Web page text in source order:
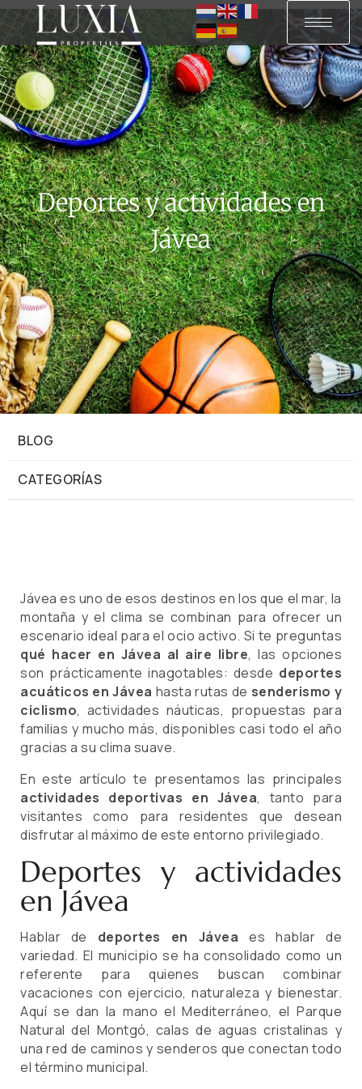
Deportes y actividades en
Jávea
BLOG
CATEGORÍAS
Jávea es uno de esos destinos en los que el mar, la
montaña y el clima se combinan para ofrecer un
escenario ideal para el ocio activo. Si te preguntas
qué hacer en Jávea al aire libre, las opciones
son prácticamente inagotables: desde deportes
acuáticos en Jávea hasta rutas de senderismo y
ciclismo, actividades náuticas, propuestas para
familias y mucho más, disponibles casi todo el año
gracias a su clima suave.
En este artículo te presentamos las principales
actividades deportivas en Jávea, tanto para
visitantes como para residentes que desean
disfrutar al máximo de este entorno privilegiado.
Deportes y actividades
en Jávea
Hablar de deportes en Jávea es hablar de
variedad. El municipio se ha consolidado como un
referente para quienes buscan combinar
vacaciones con ejercicio, naturaleza y bienestar.
Aquí se dan la mano el Mediterráneo, el Parque
Natural del Montgó, calas de aguas cristalinas y
una red de caminos y senderos que conectan todo
el término municipal.